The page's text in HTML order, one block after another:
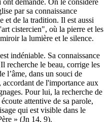
par sa connaissance
et de la tradition. Il est aussi
cistercien", où la pierre et les
la lumière et le silence.
indéniable. Sa connaissance
recherche le beau, corrige les
l’âme, dans un souci de
de l'importance aux
Pour lui, la recherche de
attentive de sa parole,
qui est visible dans le
» (Jn 14, 9).